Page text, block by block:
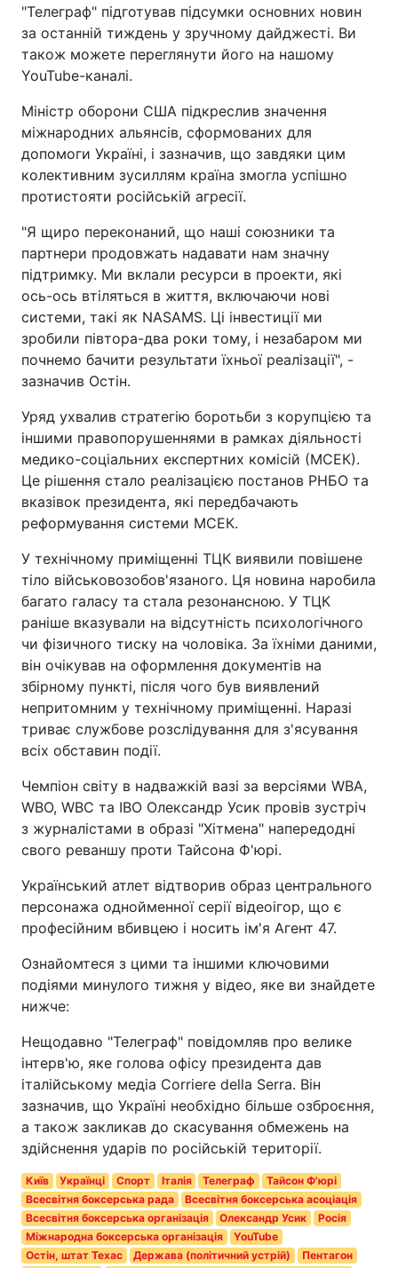
"Телеграф" підготував підсумки основних новин
за останній тиждень у зручному дайджесті. Ви
також можете переглянути його на нашому
YouTube-каналі.
Міністр оборони США підкреслив значення
міжнародних альянсів, сформованих для
допомоги Україні, і зазначив, що завдяки цим
колективним зусиллям країна змогла успішно
протистояти російській агресії.
"Я щиро переконаний, що наші союзники та
партнери продовжать надавати нам значну
підтримку. Ми вклали ресурси в проекти, які
ось-ось втіляться в життя, включаючи нові
системи, такі як NASAMS. Ці інвестиції ми
зробили півтора-два роки тому, і незабаром ми
почнемо бачити результати їхньої реалізації", -
зазначив Остін.
Уряд ухвалив стратегію боротьби з корупцією та
іншими правопорушеннями в рамках діяльності
медико-соціальних експертних комісій (МСЕК).
Це рішення стало реалізацією постанов РНБО та
вказівок президента, які передбачають
реформування системи МСЕК.
У технічному приміщенні ТЦК виявили повішене
тіло військовозобов'язаного. Ця новина наробила
багато галасу та стала резонансною. У ТЦК
раніше вказували на відсутність психологічного
чи фізичного тиску на чоловіка. За їхніми даними,
він очікував на оформлення документів на
збірному пункті, після чого був виявлений
непритомним у технічному приміщенні. Наразі
триває службове розслідування для з'ясування
всіх обставин події.
Чемпіон світу в надважкій вазі за версіями WBA,
WBO, WBC та IBO Олександр Усик провів зустріч
з журналістами в образі "Хітмена" напередодні
свого реваншу проти Тайсона Ф'юрі.
Український атлет відтворив образ центрального
персонажа однойменної серії відеоігор, що є
професійним вбивцею і носить ім'я Агент 47.
Ознайомтеся з цими та іншими ключовими
подіями минулого тижня у відео, яке ви знайдете
нижче:
Нещодавно "Телеграф" повідомляв про велике
інтерв'ю, яке голова офісу президента дав
італійському медіа Corriere della Serra. Він
зазначив, що Україні необхідно більше озброєння,
а також закликав до скасування обмежень на
здійснення ударів по російській території.
Київ Українці Спорт Італія Телеграф
Тайсон Ф'юрі
Всесвітня боксерська рада
Всесвітня боксерська асоціація
Всесвітня боксерська організація
Олександр Усик
Росія
Міжнародна боксерська організація
YouTube
Остін, штат Техас
Держава (політичний устрій)
Пентагон